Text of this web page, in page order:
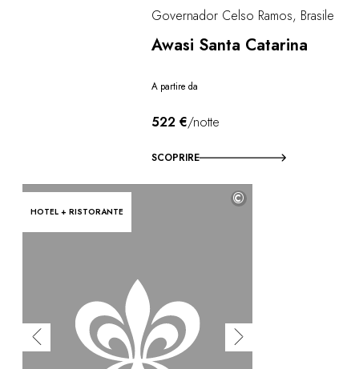
Governador Celso Ramos, Brasile
Awasi Santa Catarina
A partire da
522 €/notte
SCOPRIRE
HOTEL + RISTORANTE
©